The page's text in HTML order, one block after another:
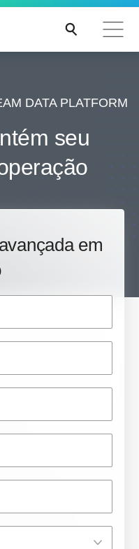
da CrowdStrike
DATA PLATFORM
seu
em